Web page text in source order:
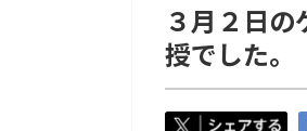
３月２日
授でした。